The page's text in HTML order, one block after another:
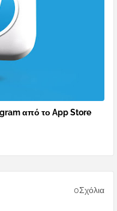
από το App Store
0Σχόλια